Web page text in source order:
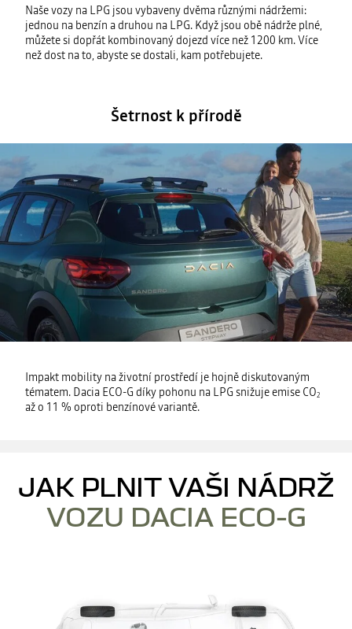
Naše vozy na LPG jsou vybaveny dvěma různými nádržemi:
jednou na benzín a druhou na LPG. Když jsou obě nádrže plné,
můžete si dopřát kombinovaný dojezd více než 1200 km. Více
než dost na to, abyste se dostali, kam potřebujete.
Šetrnost k přírodě
Impakt mobility na životní prostředí je hojně diskutovaným
tématem. Dacia ECO-G díky pohonu na LPG snižuje emise CO2
až o 11 % oproti benzínové variantě.
JAK PLNIT VAŠI NÁDRŽ
VOZU DACIA ECO-G